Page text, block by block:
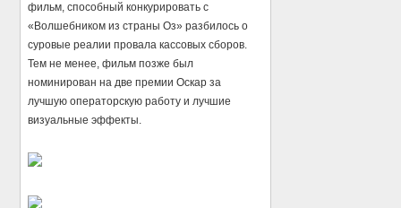
фильм, способный конкурировать с
«Волшебником из страны Оз» разбилось о
суровые реалии провала кассовых сборов.
Тем не менее, фильм позже был
номинирован на две премии Оскар за
лучшую операторскую работу и лучшие
визуальные эффекты.